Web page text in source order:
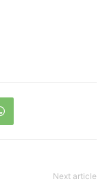
Next article